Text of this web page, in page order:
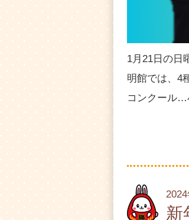
1月21日の日
明館では、4
コンクール…
新